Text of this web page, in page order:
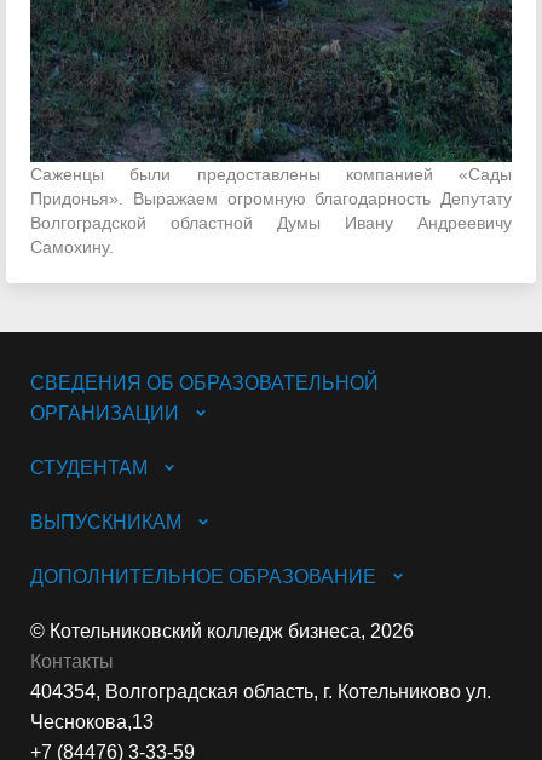
Саженцы были предоставлены компанией «Сады
Придонья». Выражаем огромную благодарность Депутату
Волгоградской областной Думы Ивану Андреевичу
Самохину.
СВЕДЕНИЯ ОБ ОБРАЗОВАТЕЛЬНОЙ
ОРГАНИЗАЦИИ
СТУДЕНТАМ
ВЫПУСКНИКАМ
ДОПОЛНИТЕЛЬНОЕ ОБРАЗОВАНИЕ
© Котельниковский колледж бизнеса, 2026
Контакты
404354, Волгоградская область, г. Котельниково ул.
Чеснокова,13
+7 (84476) 3-33-59